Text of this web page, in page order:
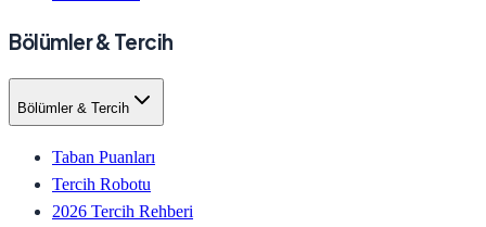
Bölümler & Tercih
Bölümler & Tercih
Taban Puanları
Tercih Robotu
2026 Tercih Rehberi